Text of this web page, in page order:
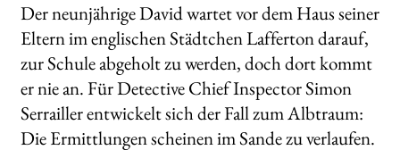
Der neunjährige David wartet vor dem Haus seiner
Eltern im englischen Städtchen Lafferton darauf,
zur Schule abgeholt zu werden, doch dort kommt
er nie an. Für Detective Chief Inspector Simon
Serrailler entwickelt sich der Fall zum Albtraum:
Die Ermittlungen scheinen im Sande zu verlaufen.